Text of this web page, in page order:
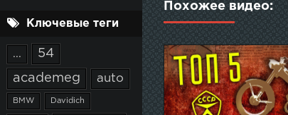
Ключевые теги
... 54
academeg auto
BMW Davidich
Похожее видео: